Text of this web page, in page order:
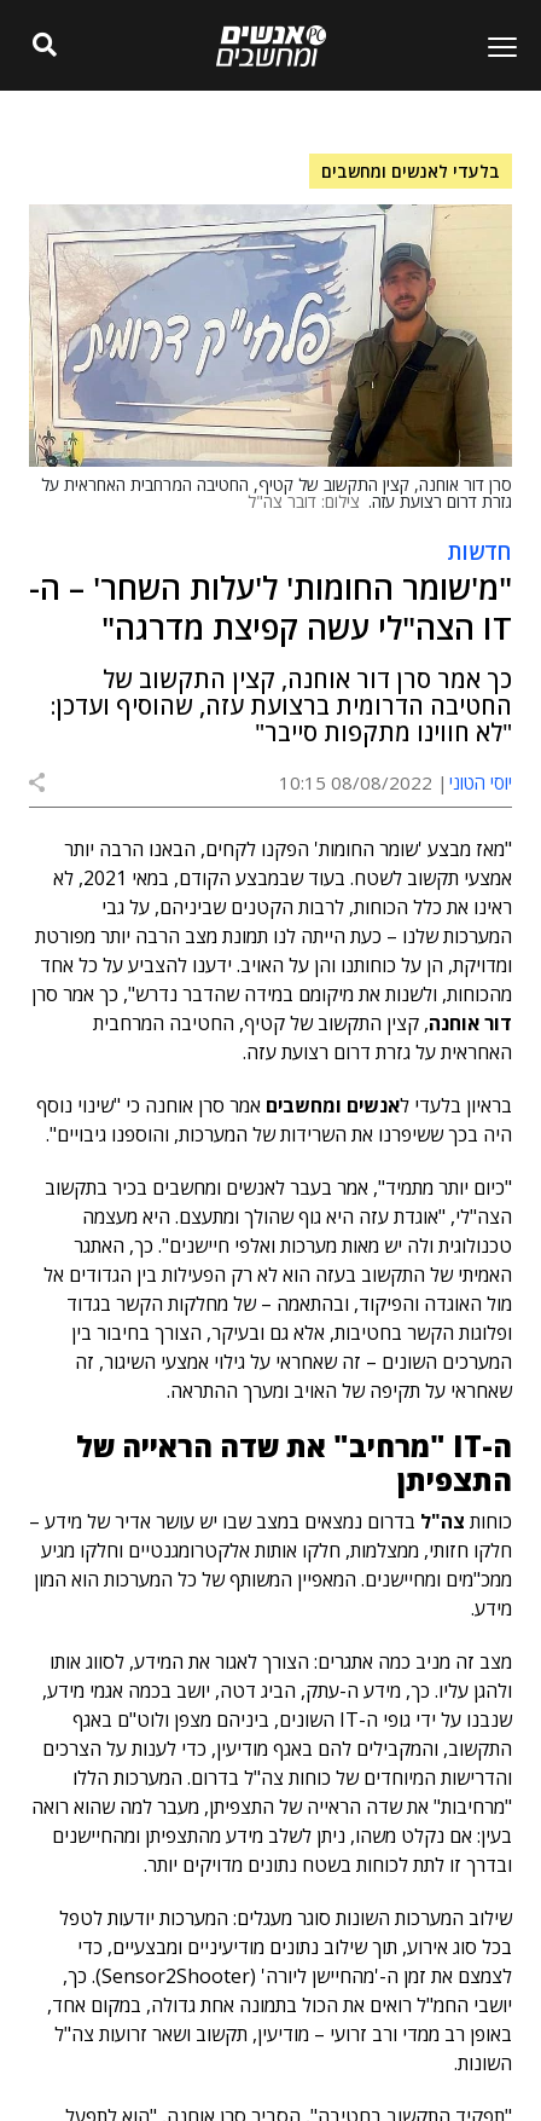
בלעדי לאנשים ומחשבים
סרן דור אוחנה, קצין התקשוב של קטיף, החטיבה המרחבית האחראית על
גזרת דרום רצועת עזה. צילום: דובר צה"ל
חדשות
"מ'שומר החומות' ל'עלות השחר' – ה-
IT הצה"לי עשה קפיצת מדרגה"
כך אמר סרן דור אוחנה, קצין התקשוב של
החטיבה הדרומית ברצועת עזה, שהוסיף ועדכן:
"לא חווינו מתקפות סייבר"
יוסי הטוני 08/08/2022 10:15
"מאז מבצע 'שומר החומות' הפקנו לקחים, הבאנו הרבה יותר
אמצעי תקשוב לשטח. בעוד שבמבצע הקודם, במאי 2021, לא
ראינו את כלל הכוחות, לרבות הקטנים שביניהם, על גבי
המערכות שלנו – כעת הייתה לנו תמונת מצב הרבה יותר מפורטת
ומדויקת, הן על כוחותנו והן על האויב. ידענו להצביע על כל אחד
מהכוחות, ולשנות את מיקומם במידה שהדבר נדרש", כך אמר סרן
דור אוחנה, קצין התקשוב של קטיף, החטיבה המרחבית
האחראית על גזרת דרום רצועת עזה.
בראיון בלעדי לאנשים ומחשבים אמר סרן אוחנה כי "שינוי נוסף
היה בכך ששיפרנו את השרידות של המערכות, והוספנו גיבויים".
"כיום יותר מתמיד", אמר בעבר לאנשים ומחשבים בכיר בתקשוב
הצה"לי, "אוגדת עזה היא גוף שהולך ומתעצם. היא מעצמה
טכנולוגית ולה יש מאות מערכות ואלפי חיישנים". כך, האתגר
האמיתי של התקשוב בעזה הוא לא רק הפעילות בין הגדודים אל
מול האוגדה והפיקוד, ובהתאמה – של מחלקות הקשר בגדוד
ופלוגות הקשר בחטיבות, אלא גם ובעיקר, הצורך בחיבור בין
המערכים השונים – זה שאחראי על גילוי אמצעי השיגור, זה
שאחראי על תקיפה של האויב ומערך ההתראה.
ה-IT "מרחיב" את שדה הראייה של
התצפיתן
כוחות צה"ל בדרום נמצאים במצב שבו יש עושר אדיר של מידע –
חלקו חזותי, ממצלמות, חלקו אותות אלקטרומגנטיים וחלקו מגיע
ממכ"מים ומחיישנים. המאפיין המשותף של כל המערכות הוא המון
מידע.
מצב זה מניב כמה אתגרים: הצורך לאגור את המידע, לסווג אותו
ולהגן עליו. כך, מידע ה-עתק, הביג דטה, יושב בכמה אגמי מידע,
שנבנו על ידי גופי ה-IT השונים, ביניהם מצפן ולוט"ם באגף
התקשוב, והמקבילים להם באגף מודיעין, כדי לענות על הצרכים
והדרישות המיוחדים של כוחות צה"ל בדרום. המערכות הללו
"מרחיבות" את שדה הראייה של התצפיתן, מעבר למה שהוא רואה
בעין: אם נקלט משהו, ניתן לשלב מידע מהתצפיתן ומהחיישנים
ובדרך זו לתת לכוחות בשטח נתונים מדויקים יותר.
שילוב המערכות השונות סוגר מעגלים: המערכות יודעות לטפל
בכל סוג אירוע, תוך שילוב נתונים מודיעיניים ומבצעיים, כדי
לצמצם את זמן ה-'מהחיישן ליורה' (Sensor2Shooter). כך,
יושבי החמ"ל רואים את הכול בתמונה אחת גדולה, במקום אחד,
באופן רב ממדי ורב זרועי – מודיעין, תקשוב ושאר זרועות צה"ל
השונות.